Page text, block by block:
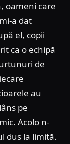
oameni care
a dat
el, copii
ca o echipă
de
au
pe
Acolo n-
dus la limită.